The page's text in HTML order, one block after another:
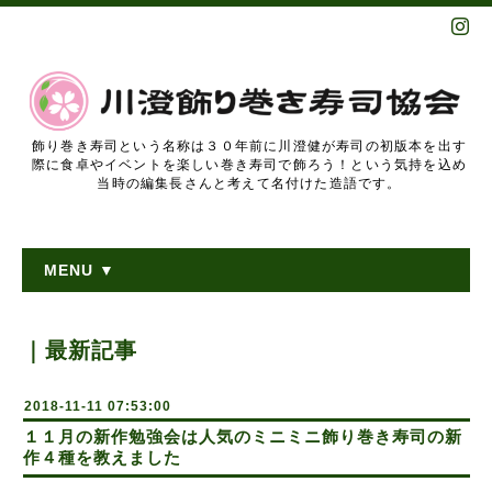
飾り巻き寿司という名称は３０年前に川澄健が寿司の初版本を出す
際に食卓やイベントを楽しい巻き寿司で飾ろう！という気持を込め
当時の編集長さんと考えて名付けた造語です。
MENU ▼
｜最新記事
2018-11-11 07:53:00
１１月の新作勉強会は人気のミニミニ飾り巻き寿司の新
作４種を教えました